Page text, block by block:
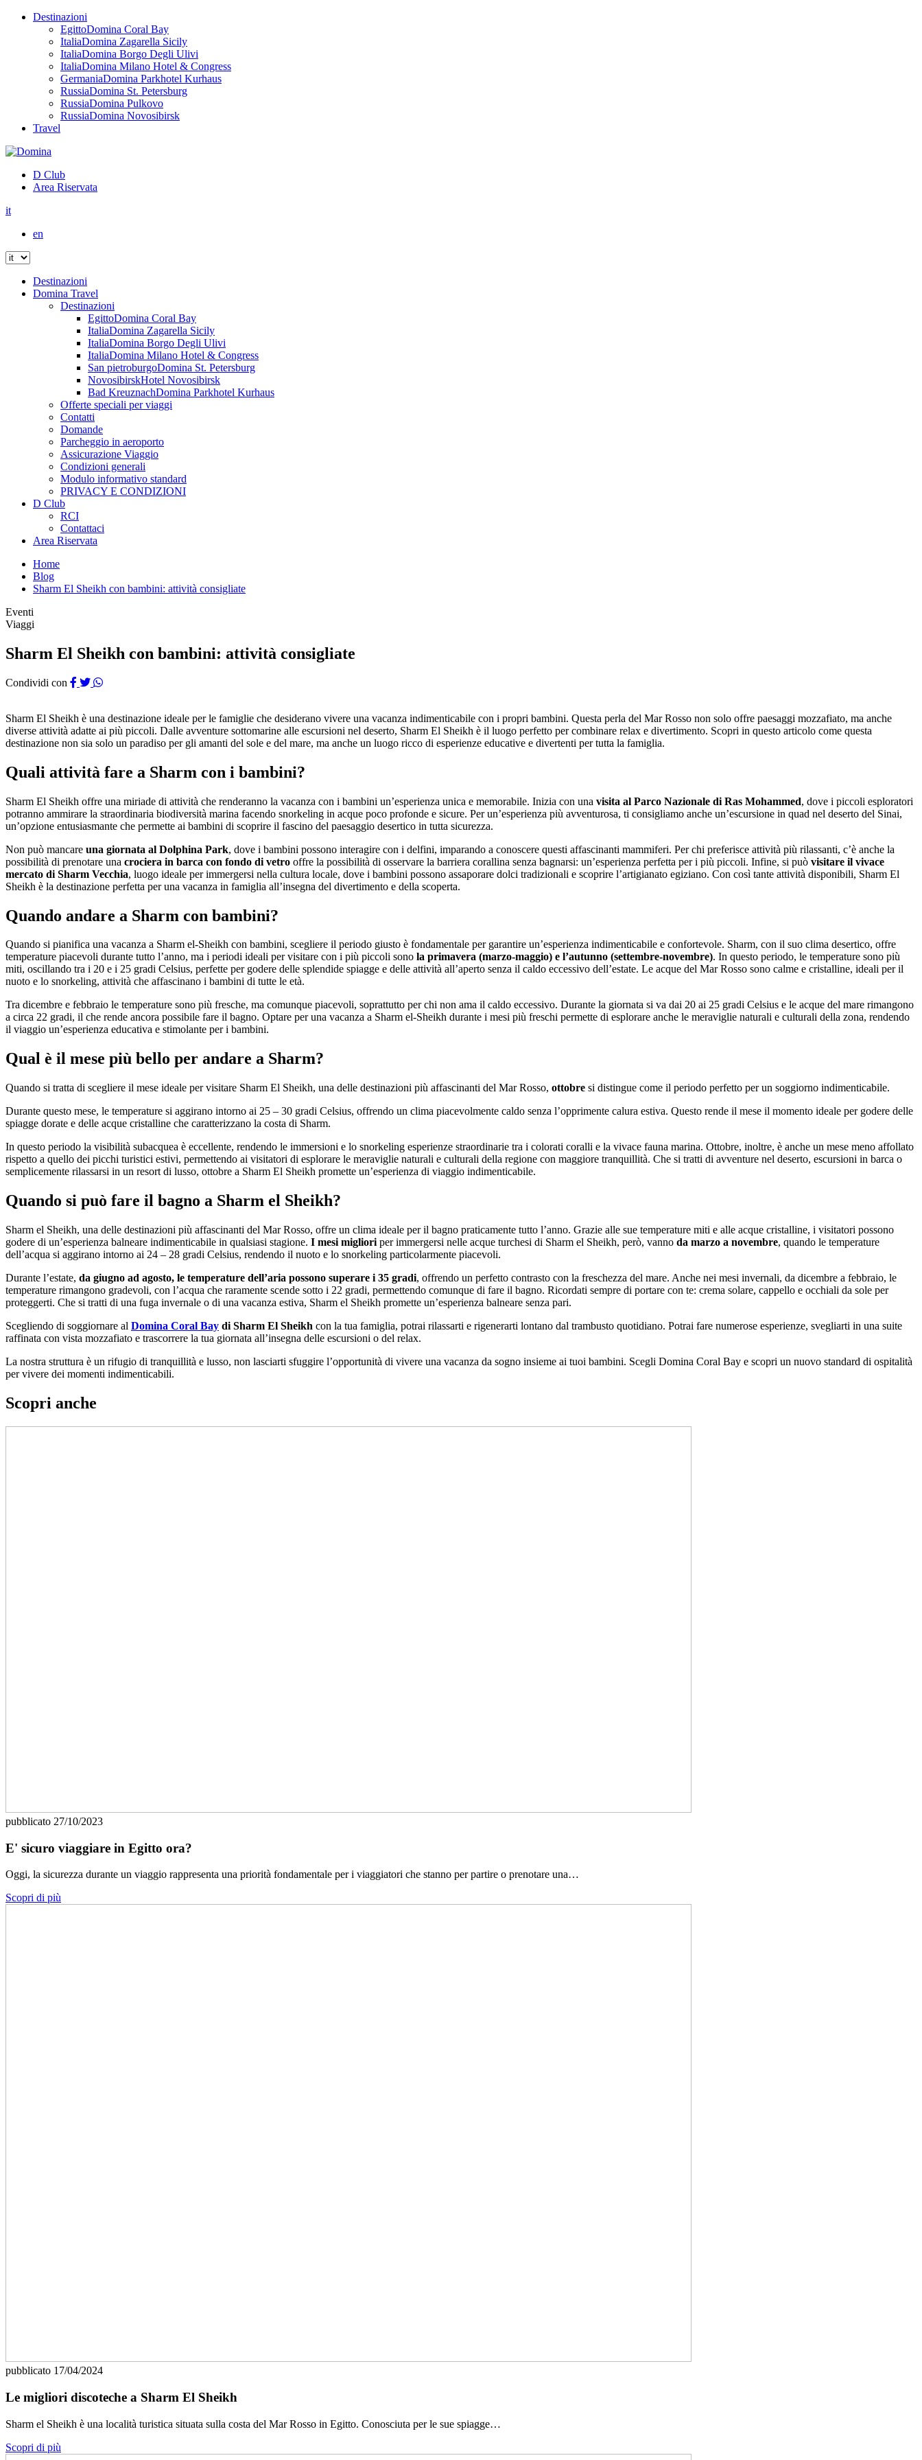
Destinazioni
EgittoDomina Coral Bay
ItaliaDomina Zagarella Sicily
ItaliaDomina Borgo Degli Ulivi
ItaliaDomina Milano Hotel & Congress
GermaniaDomina Parkhotel Kurhaus
RussiaDomina St. Petersburg
RussiaDomina Pulkovo
RussiaDomina Novosibirsk
Travel
D Club
Area Riservata
it
en
Destinazioni
Domina Travel
Destinazioni
EgittoDomina Coral Bay
ItaliaDomina Zagarella Sicily
ItaliaDomina Borgo Degli Ulivi
ItaliaDomina Milano Hotel & Congress
San pietroburgoDomina St. Petersburg
NovosibirskHotel Novosibirsk
Bad KreuznachDomina Parkhotel Kurhaus
Offerte speciali per viaggi
Contatti
Domande
Parcheggio in aeroporto
Assicurazione Viaggio
Condizioni generali
Modulo informativo standard
PRIVACY E CONDIZIONI
D Club
RCI
Contattaci
Area Riservata
Home
Blog
Sharm El Sheikh con bambini: attività consigliate
Eventi
Viaggi
Sharm El Sheikh con bambini: attività consigliate
Condividi con
Sharm El Sheikh è una destinazione ideale per le famiglie che desiderano vivere una vacanza indimenticabile con i propri bambini. Questa perla del Mar Rosso non solo offre paesaggi mozzafiato, ma anche
diverse attività adatte ai più piccoli. Dalle avventure sottomarine alle escursioni nel deserto, Sharm El Sheikh è il luogo perfetto per combinare relax e divertimento. Scopri in questo articolo come questa
destinazione non sia solo un paradiso per gli amanti del sole e del mare, ma anche un luogo ricco di esperienze educative e divertenti per tutta la famiglia.
Quali attività fare a Sharm con i bambini?
Sharm El Sheikh offre una miriade di attività che renderanno la vacanza con i bambini un’esperienza unica e memorabile. Inizia con una visita al Parco Nazionale di Ras Mohammed, dove i piccoli esploratori
potranno ammirare la straordinaria biodiversità marina facendo snorkeling in acque poco profonde e sicure. Per un’esperienza più avventurosa, ti consigliamo anche un’escursione in quad nel deserto del Sinai,
un’opzione entusiasmante che permette ai bambini di scoprire il fascino del paesaggio desertico in tutta sicurezza.
Non può mancare una giornata al Dolphina Park, dove i bambini possono interagire con i delfini, imparando a conoscere questi affascinanti mammiferi. Per chi preferisce attività più rilassanti, c’è anche la
possibilità di prenotare una crociera in barca con fondo di vetro offre la possibilità di osservare la barriera corallina senza bagnarsi: un’esperienza perfetta per i più piccoli. Infine, si può visitare il vivace
mercato di Sharm Vecchia, luogo ideale per immergersi nella cultura locale, dove i bambini possono assaporare dolci tradizionali e scoprire l’artigianato egiziano. Con così tante attività disponibili, Sharm El
Sheikh è la destinazione perfetta per una vacanza in famiglia all’insegna del divertimento e della scoperta.
Quando andare a Sharm con bambini?
Quando si pianifica una vacanza a Sharm el-Sheikh con bambini, scegliere il periodo giusto è fondamentale per garantire un’esperienza indimenticabile e confortevole. Sharm, con il suo clima desertico, offre
temperature piacevoli durante tutto l’anno, ma i periodi ideali per visitare con i più piccoli sono la primavera (marzo-maggio) e l’autunno (settembre-novembre). In questo periodo, le temperature sono più
miti, oscillando tra i 20 e i 25 gradi Celsius, perfette per godere delle splendide spiagge e delle attività all’aperto senza il caldo eccessivo dell’estate. Le acque del Mar Rosso sono calme e cristalline, ideali per il
nuoto e lo snorkeling, attività che affascinano i bambini di tutte le età.
Tra dicembre e febbraio le temperature sono più fresche, ma comunque piacevoli, soprattutto per chi non ama il caldo eccessivo. Durante la giornata si va dai 20 ai 25 gradi Celsius e le acque del mare rimangono
a circa 22 gradi, il che rende ancora possibile fare il bagno. Optare per una vacanza a Sharm el-Sheikh durante i mesi più freschi permette di esplorare anche le meraviglie naturali e culturali della zona, rendendo
il viaggio un’esperienza educativa e stimolante per i bambini.
Qual è il mese più bello per andare a Sharm?
Quando si tratta di scegliere il mese ideale per visitare Sharm El Sheikh, una delle destinazioni più affascinanti del Mar Rosso, ottobre si distingue come il periodo perfetto per un soggiorno indimenticabile.
Durante questo mese, le temperature si aggirano intorno ai 25 – 30 gradi Celsius, offrendo un clima piacevolmente caldo senza l’opprimente calura estiva. Questo rende il mese il momento ideale per godere delle
spiagge dorate e delle acque cristalline che caratterizzano la costa di Sharm.
In questo periodo la visibilità subacquea è eccellente, rendendo le immersioni e lo snorkeling esperienze straordinarie tra i colorati coralli e la vivace fauna marina. Ottobre, inoltre, è anche un mese meno affollato
rispetto a quello dei picchi turistici estivi, permettendo ai visitatori di esplorare le meraviglie naturali e culturali della regione con maggiore tranquillità. Che si tratti di avventure nel deserto, escursioni in barca o
semplicemente rilassarsi in un resort di lusso, ottobre a Sharm El Sheikh promette un’esperienza di viaggio indimenticabile.
Quando si può fare il bagno a Sharm el Sheikh?
Sharm el Sheikh, una delle destinazioni più affascinanti del Mar Rosso, offre un clima ideale per il bagno praticamente tutto l’anno. Grazie alle sue temperature miti e alle acque cristalline, i visitatori possono
godere di un’esperienza balneare indimenticabile in qualsiasi stagione. I mesi migliori per immergersi nelle acque turchesi di Sharm el Sheikh, però, vanno da marzo a novembre, quando le temperature
dell’acqua si aggirano intorno ai 24 – 28 gradi Celsius, rendendo il nuoto e lo snorkeling particolarmente piacevoli.
Durante l’estate, da giugno ad agosto, le temperature dell’aria possono superare i 35 gradi, offrendo un perfetto contrasto con la freschezza del mare. Anche nei mesi invernali, da dicembre a febbraio, le
temperature rimangono gradevoli, con l’acqua che raramente scende sotto i 22 gradi, permettendo comunque di fare il bagno. Ricordati sempre di portare con te: crema solare, cappello e occhiali da sole per
proteggerti. Che si tratti di una fuga invernale o di una vacanza estiva, Sharm el Sheikh promette un’esperienza balneare senza pari.
Scegliendo di soggiornare al Domina Coral Bay di Sharm El Sheikh con la tua famiglia, potrai rilassarti e rigenerarti lontano dal trambusto quotidiano. Potrai fare numerose esperienze, svegliarti in una suite
raffinata con vista mozzafiato e trascorrere la tua giornata all’insegna delle escursioni o del relax.
La nostra struttura è un rifugio di tranquillità e lusso, non lasciarti sfuggire l’opportunità di vivere una vacanza da sogno insieme ai tuoi bambini. Scegli Domina Coral Bay e scopri un nuovo standard di ospitalità
per vivere dei momenti indimenticabili.
Scopri anche
pubblicato 27/10/2023
E' sicuro viaggiare in Egitto ora?
Oggi, la sicurezza durante un viaggio rappresenta una priorità fondamentale per i viaggiatori che stanno per partire o prenotare una…
Scopri di più
pubblicato 17/04/2024
Le migliori discoteche a Sharm El Sheikh
Sharm el Sheikh è una località turistica situata sulla costa del Mar Rosso in Egitto. Conosciuta per le sue spiagge…
Scopri di più